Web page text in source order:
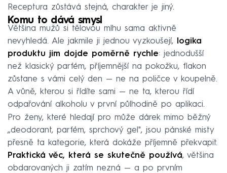
Receptura zůstává stejná, charakter je jiný.
Komu to dává smysl
Většina mužů si tělovou mlhu sama aktivně
nevyhledá. Ale jakmile ji jednou vyzkoušejí,
logika
produktu jim dojde poměrně rychle: jednodušší
než klasický parfém, příjemnější na pokožku, flakon
zůstane s vámi celý den — ne na poličce v koupelně.
A vůně, kterou si řídíte sami — ne ta, kterou řídí
odpařování alkoholu v první půlhodině po aplikaci.
Pro ženy, které hledají pro může dárek mimo běžný
„deodorant, parfém, sprchový gel", jsou pánské misty
přesně ta kategorie, která dokáže příjemně překvapit.
Praktická věc, která se skutečně používá, většina
obdarovaných ji zatím nezná — a po prvním